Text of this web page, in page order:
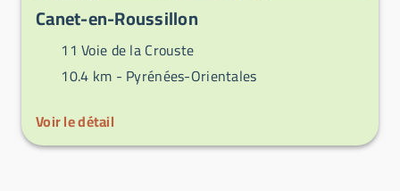
Canet-en-Roussillon
11 Voie de la Crouste
10.4 km - Pyrénées-Orientales
Voir le détail